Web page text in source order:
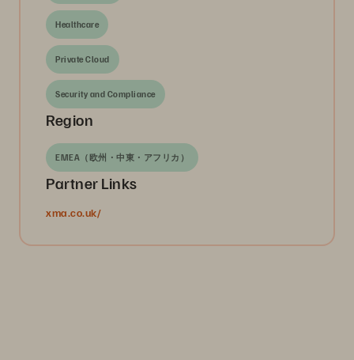
Healthcare
Private Cloud
Security and Compliance
Region
EMEA（欧州・中東・アフリカ）
Partner Links
xma.co.uk/